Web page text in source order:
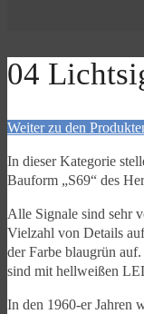
04
Weiter zu den
In dieser Kategorie
Bauform „S69“ des
Alle Signale sind sehr
Vielzahl von Details
der Farbe blaugrün
sind mit hellweißen
In den 1960-er Jahren